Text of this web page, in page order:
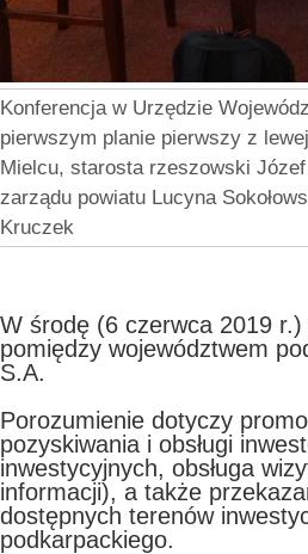
Konferencja w Urzędzie
pierwszym planie pierwszy z
Mielcu, starosta rzeszowski Józef
zarządu powiatu Lucyna
Kruczek
W środę (6 czerwca 2019
pomiędzy województwem
S.A.
Porozumienie dotyczy
pozyskiwania i obsługi
inwestycyjnych, obsługa
informacji), a także
dostępnych terenów
podkarpackiego.